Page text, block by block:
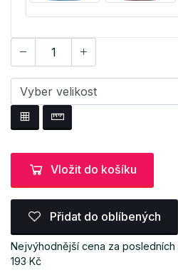
Vložit do košíku
Přidat do oblíbených
Nejvýhodnější cena za
193 Kč